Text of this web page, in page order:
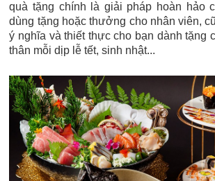
quà tặng chính là giải pháp hoàn hảo
dùng tặng hoặc thưởng cho nhân viên,
ý nghĩa và thiết thực cho bạn dành tặng
thân mỗi dịp lễ tết, sinh nhật...